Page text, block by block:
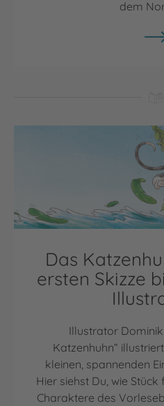
dem
Das
ersten Skizze
Illustrator
Katzenhuhn“
kleinen, spannenden
Hier siehst Du, wie
Charaktere des